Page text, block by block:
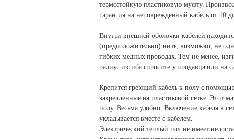
термостойкую пластиковую муфту.
гарантия на неповрежденный кабель от 10
Внутри внешней оболочки кабелей
(предположительно) нить, возможно, не
гибких медных проводах. Тем не менее,
радиус изгиба спросите у продавца или на
Крепится греющий кабель к полу с
закрепленные на пластиковой сетке. Этот
полу. Весьма удобно. Включение кабеля в
укладывается вместе с кабелем.
Электрический теплый пол не имеет